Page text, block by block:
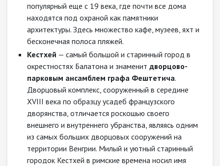
популярный еще с 19 века, где почти все дома
находятся под охраной как памятники
архитектуры. Здесь множество кафе, музеев, яхт и
бесконечная полоса пляжей.
Кестхей — самый большой и старинный город в
окрестностях Балатона и знаменит дворцово-
парковым ансамблем графа Фештетича.
Дворцовый комплекс, сооруженный в середине
XVIII века по образцу усадеб французского
дворянства, отличается роскошью своего
внешнего и внутреннего убранства, являясь одним
из самых больших дворцовых сооружений на
территории Венгрии. Милый и уютный старинный
городок Кестхей в римские времена носил имя